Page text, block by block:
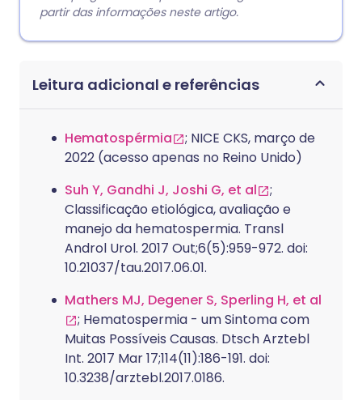
partir das informações neste artigo.
Leitura adicional e referências
Hematospérmia
; NICE CKS, março de
2022 (acesso apenas no Reino Unido)
Suh Y, Gandhi J, Joshi G, et al
;
Classificação etiológica, avaliação e
manejo da hematospermia. Transl
Androl Urol. 2017 Out;6(5):959-972. doi:
10.21037/tau.2017.06.01.
Mathers MJ, Degener S, Sperling H, et al
; Hematospermia - um Sintoma com
Muitas Possíveis Causas. Dtsch Arztebl
Int. 2017 Mar 17;114(11):186-191. doi:
10.3238/arztebl.2017.0186.